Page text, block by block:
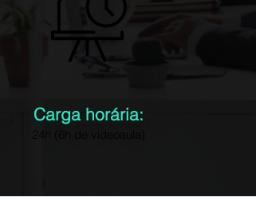
Carga horária:
24h (6h de videoaula)